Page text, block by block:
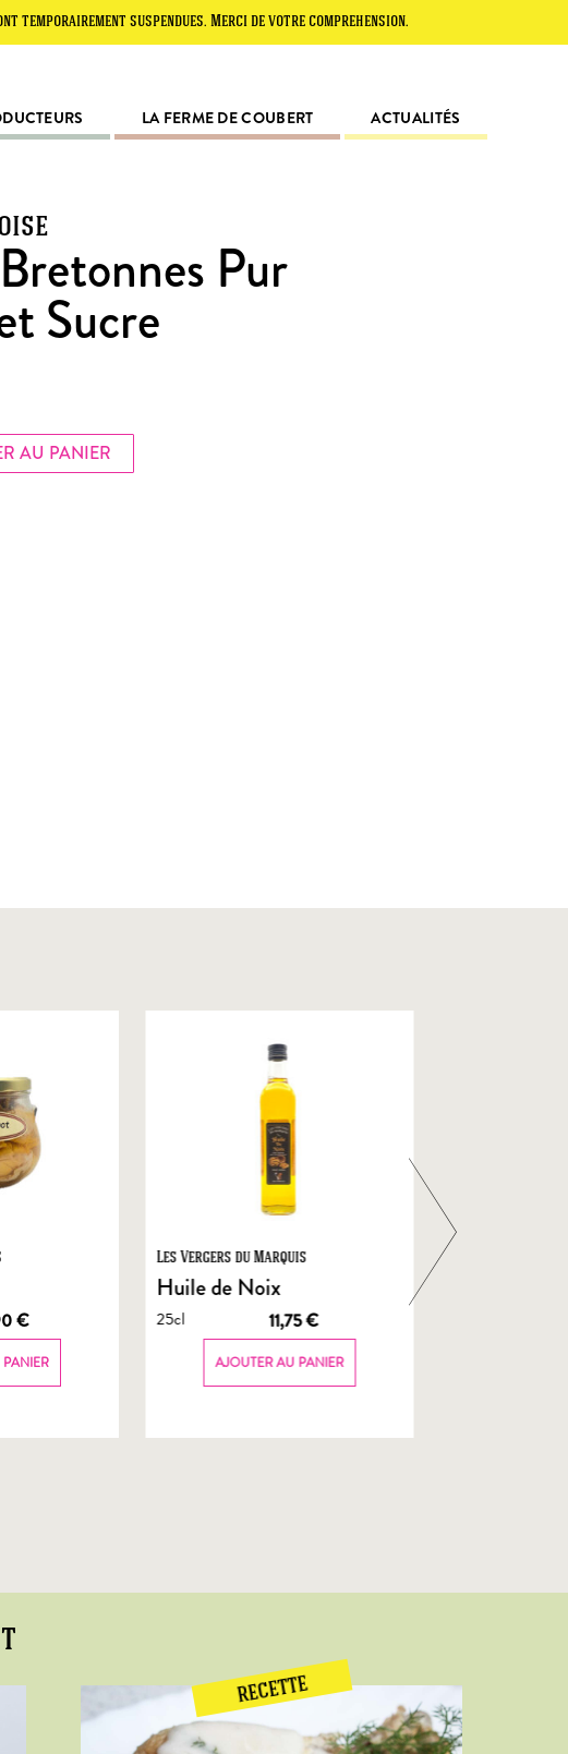
suspendues. Merci de votre compréhension.
LA FERME DE COUBERT ACTUALITÉS
Pur
Sucre
AU PANIER
€
Les Vergers du Marquis
Huile de Noix
25cl 11,75€
AJOUTER AU PANIER
RECETTE